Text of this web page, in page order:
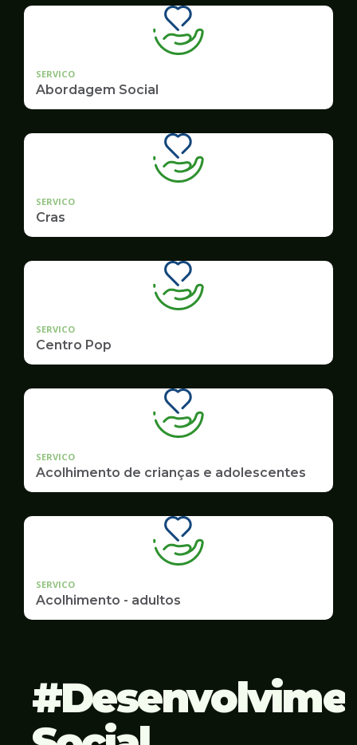
SERVICO
Abordagem Social
SERVICO
Cras
SERVICO
Centro Pop
SERVICO
Acolhimento de crianças e adolescentes
SERVICO
Acolhimento - adultos